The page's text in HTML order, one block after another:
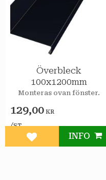
Överbleck
100x1200mm
Monteras ovan fönster.
129,00 KR
/ST
Lägg till i favoriter
INFO